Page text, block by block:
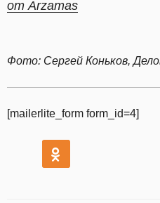
от Arzamas
Фото: Сергей Коньков,
[mailerlite_form form_id=4]